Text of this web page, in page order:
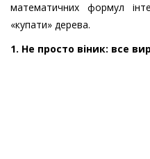
математичних формул
«купати» дерева.
1. Не просто віник: все